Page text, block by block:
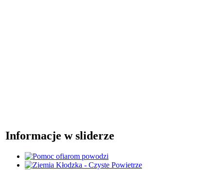
Informacje w sliderze